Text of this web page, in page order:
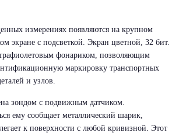
измерениях появляются на крупном
экране с подсветкой. Экран цветной, 32 бит.
фонариком, позволяющим
маркировку транспортных
и узлов.
зондом с подвижным датчиком.
ему сообщает металлический шарик,
к поверхности с любой кривизной. Этот